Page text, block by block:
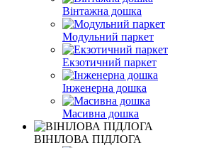
Вінтажна дошка
Модульний паркет
Екзотичний паркет
Інженерна дошка
Масивна дошка
ВІНІЛОВА ПІДЛОГА